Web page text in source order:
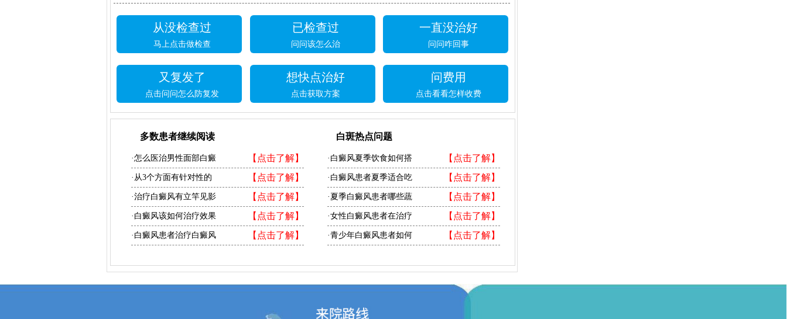
从没检查过
马上点击做检查
已检查过
问问该怎么治
一直没治好
问问咋回事
又复发了
点击问问怎么防复发
想快点治好
点击获取方案
问费用
点击看看怎样收费
多数患者继续阅读
【点击了解】
·怎么医治男性面部白癜
【点击了解】
·从3个方面有针对性的
【点击了解】
·治疗白癜风有立竿见影
【点击了解】
·白癜风该如何治疗效果
【点击了解】
·白癜风患者治疗白癜风
白斑热点问题
【点击了解】
·白癜风夏季饮食如何搭
【点击了解】
·白癜风患者夏季适合吃
【点击了解】
·夏季白癜风患者哪些蔬
【点击了解】
·女性白癜风患者在治疗
【点击了解】
·青少年白癜风患者如何